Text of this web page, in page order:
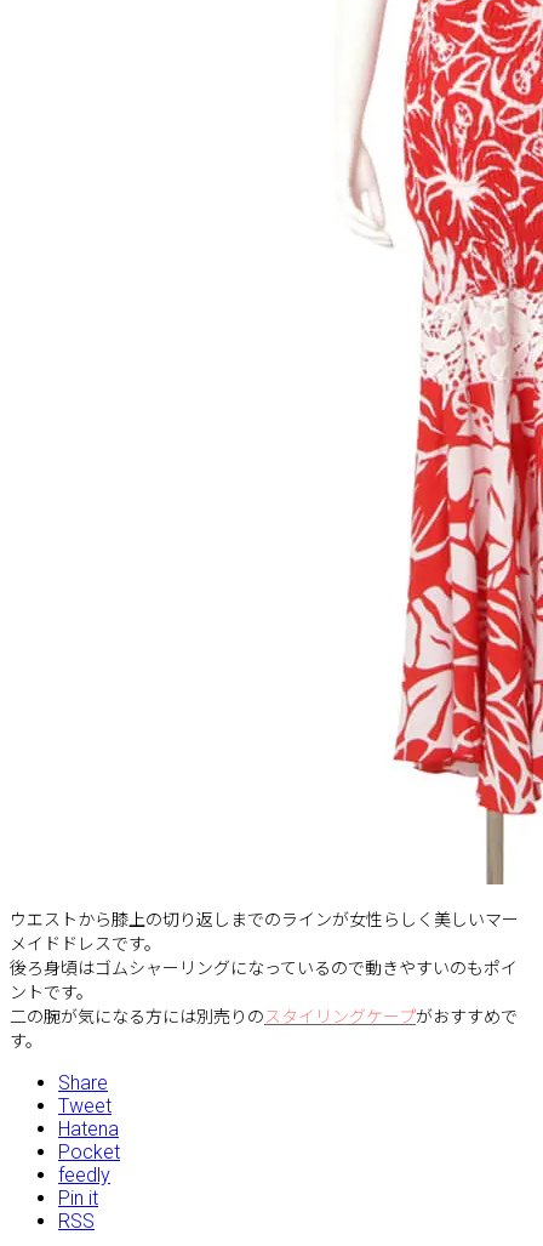
ウエストから膝上の切り返しまでのラインが女性らしく美しいマー
メイドドレスです。
後ろ身頃はゴムシャーリングになっているので動きやすいのもポイ
ントです。
二の腕が気になる方には別売りのスタイリングケープがおすすめで
す。
Share
Tweet
Hatena
Pocket
feedly
Pin it
RSS